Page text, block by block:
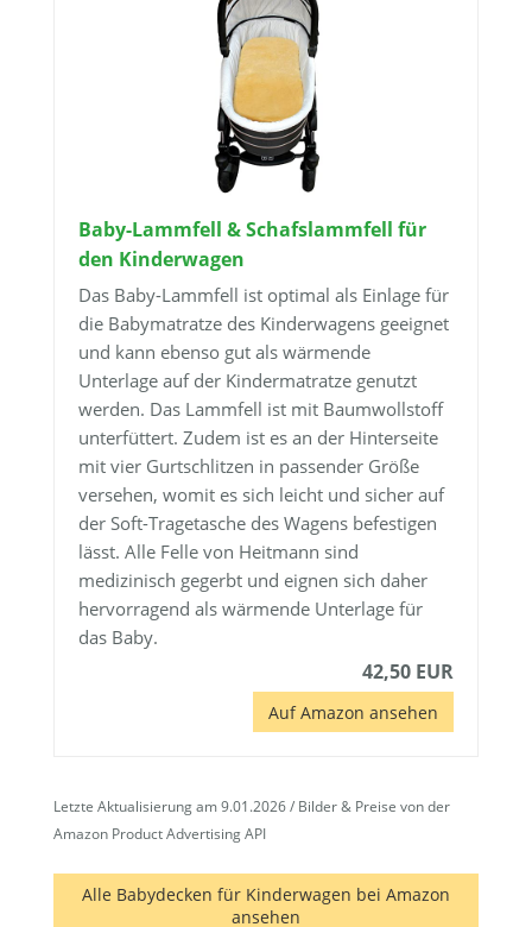
Baby-Lammfell & Schafslammfell für
den Kinderwagen
Das Baby-Lammfell ist optimal als Einlage für
die Babymatratze des Kinderwagens geeignet
und kann ebenso gut als wärmende
Unterlage auf der Kindermatratze genutzt
werden. Das Lammfell ist mit Baumwollstoff
unterfüttert. Zudem ist es an der Hinterseite
mit vier Gurtschlitzen in passender Größe
versehen, womit es sich leicht und sicher auf
der Soft-Tragetasche des Wagens befestigen
lässt. Alle Felle von Heitmann sind
medizinisch gegerbt und eignen sich daher
hervorragend als wärmende Unterlage für
das Baby.
42,50 EUR
Auf Amazon ansehen
Letzte Aktualisierung am 9.01.2026 / Bilder & Preise von der
Amazon Product Advertising API
Alle Babydecken für Kinderwagen bei Amazon
ansehen